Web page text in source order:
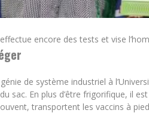
encore des tests et vise
de système industriel à
sac. En plus d’être frigorifique, il
transportent les vaccins à